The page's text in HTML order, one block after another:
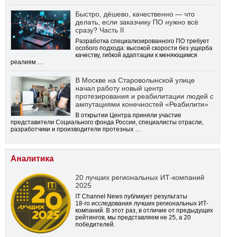
Быстро, дёшево, качественно — что
делать, если заказчику ПО нужно всё
сразу? Часть II
Разработка специализированного ПО требует
особого подхода: высокой скорости без ущерба
качеству, гибкой адаптации к меняющимся
реалиям …
В Москве на Староволынской улице
начал работу новый центр
протезирования и реабилитации людей с
ампутациями конечностей «Реабилити»
В открытии Центра приняли участие
представители Социального фонда России, специалисты отрасли,
разработчики и производители протезных …
Аналитика
20 лучших региональных ИТ-компаний
2025
IT Channel News публикует результаты
18-го исследования лучших региональных ИТ-
компаний. В этот раз, в отличие от предыдущих
рейтингов, мы представляем не 25, а 20
победителей.